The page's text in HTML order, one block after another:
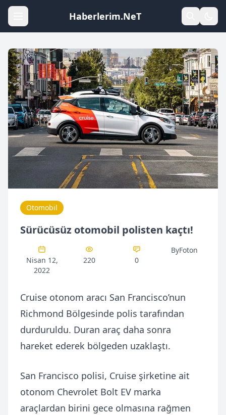
Haberlerim.NeT
Otomobil
Sürücüsüz otomobil polisten kaçtı!
Nisan 12,
2022
220 0
ByFoton
Cruise otonom aracı San Francisco’nun
Richmond Bölgesinde polis tarafından
durduruldu. Duran araç daha sonra
hareket ederek bölgeden uzaklaştı.
San Francisco polisi, Cruise şirketine ait
otonom Chevrolet Bolt EV marka
araçlardan birini gece olmasına rağmen